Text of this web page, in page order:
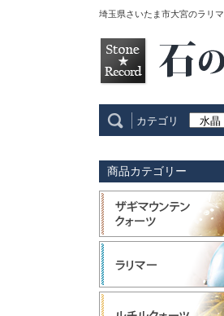
埼玉県さいたま市大宮のラリ
カテゴリ
商品カテゴリー